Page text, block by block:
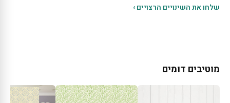
שלחו את השינויים הרצויים ›
מוטיבים דומים